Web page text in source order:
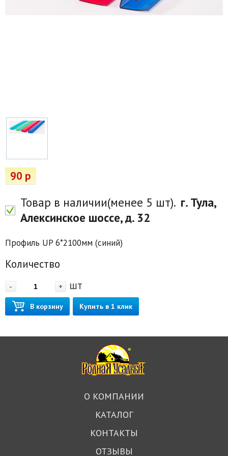
Товары для отдыха
Подарочные сертификаты
90 р
Товар в наличии(менее 5 шт). г. Тула,
Алексинское шоссе, д. 32
Профиль UP 6*2100мм (синий)
Количество
- + шт
В корзину Купить в 1 клик
О КОМПАНИИ
КАТАЛОГ
КОНТАКТЫ
ОТЗЫВЫ